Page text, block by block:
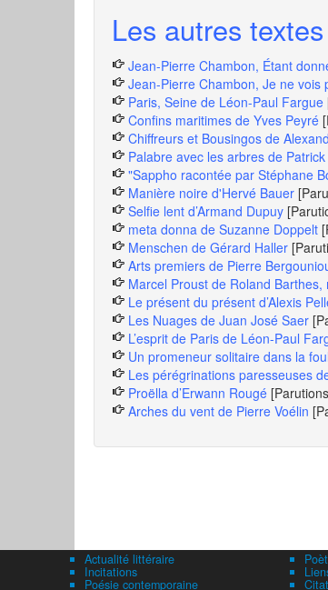
Les autres
Jean-Pierre Chambon, Étant
Jean-Pierre Chambon, Je ne vois
Paris, Seine de Léon-Paul Fargue
Confins maritimes de Yves Peyré
Chiffreurs et Bousingos de
Palabre avec les arbres de
"Sappho racontée par Stéphane
Manière noire d'Hervé Bauer
Selfie lent d’Armand Dupuy
meta donna de Suzanne Doppelt
Menschen de Gérard Haller
Arts premiers de Pierre
Marcel Proust de Roland Barthes,
Le présent du présent d’Alexis
Les Nuages de Juan José Saer
L’esprit de Paris de Léon-Paul
Un promeneur solitaire dans la
Les pérégrinations paresseuses
Proëlla d’Erwann Rougé
Arches du vent de Pierre Voélin
Actualité littéraire
Incitations
Poésie contemporaine